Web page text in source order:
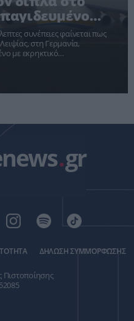
συνέπειες φαίνεται πως
στη Γερμανία,
με εκρηκτικό
.gr
ΔΗΛΩΣΗ ΣΥΜΜΟΡΦΩΣΗΣ
Πιστοποίησης